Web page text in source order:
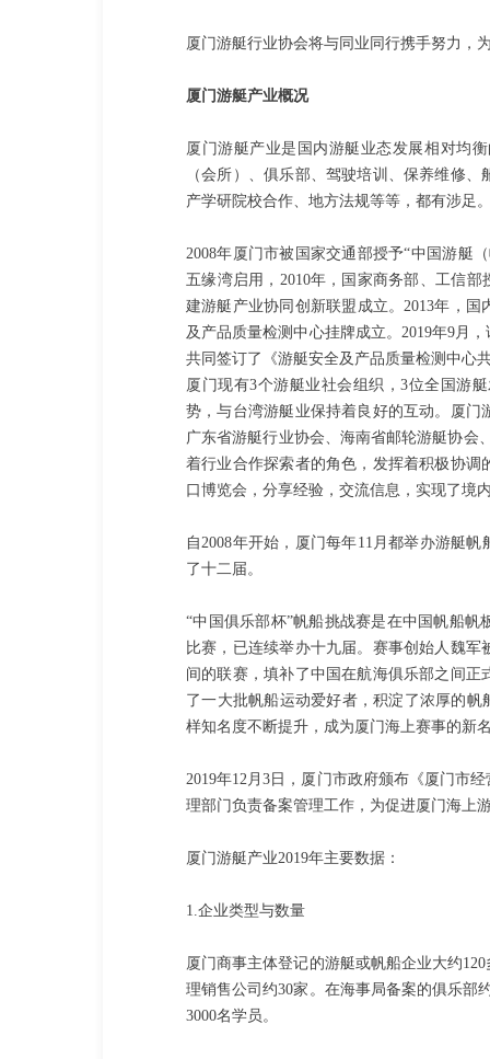
厦门游艇行业协会将与同业同行携手努力，
厦门游艇产业概况
厦门游艇产业是国内游艇业态发展相对均
（会所）、俱乐部、驾驶培训、保养维修
产学研院校合作、地方法规等等，都有涉足
2008年厦门市被国家交通部授予“中国游艇
五缘湾启用，2010年，国家商务部、工信
建游艇产业协同创新联盟成立。2013年，
及产品质量检测中心挂牌成立。2019年9月
共同签订了《游艇安全及产品质量检测中心
厦门现有3个游艇业社会组织，3位全国游
势，与台湾游艇业保持着良好的互动。厦
广东省游艇行业协会、海南省邮轮游艇协会
着行业合作探索者的角色，发挥着积极协
口博览会，分享经验，交流信息，实现了境
自2008年开始，厦门每年11月都举办游艇
了十二届。
“中国俱乐部杯”帆船挑战赛是在中国帆船
比赛，已连续举办十九届。赛事创始人魏
间的联赛，填补了中国在航海俱乐部之间
了一大批帆船运动爱好者，积淀了浓厚的
样知名度不断提升，成为厦门海上赛事的新
2019年12月3日，厦门市政府颁布《厦门市
理部门负责备案管理工作，为促进厦门海上
厦门游艇产业2019年主要数据：
1.企业类型与数量
厦门商事主体登记的游艇或帆船企业大约
理销售公司约30家。在海事局备案的俱乐部
3000名学员。